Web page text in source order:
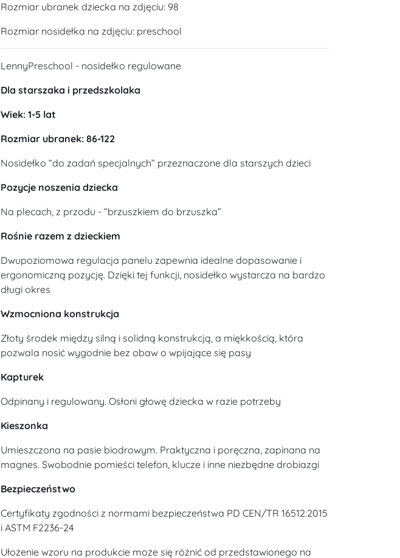
Rozmiar ubranek dziecka na zdjęciu: 98
Rozmiar nosidełka na zdjęciu: preschool
LennyPreschool - nosidełko regulowane
Dla starszaka i przedszkolaka
Wiek: 1-5 lat
Rozmiar ubranek: 86-122
Nosidełko “do zadań specjalnych” przeznaczone dla starszych dzieci
Pozycje noszenia dziecka
Na plecach, z przodu - “brzuszkiem do brzuszka”
Rośnie razem z dzieckiem
Dwupoziomowa regulacja panelu zapewnia idealne dopasowanie i
ergonomiczną pozycję. Dzięki tej funkcji, nosidełko wystarcza na bardzo
długi okres
Wzmocniona konstrukcja
Złoty środek między silną i solidną konstrukcją, a miękkością, która
pozwala nosić wygodnie bez obaw o wpijające się pasy
Kapturek
Odpinany i regulowany. Osłoni głowę dziecka w razie potrzeby
Kieszonka
Umieszczona na pasie biodrowym. Praktyczna i poręczna, zapinana na
magnes. Swobodnie pomieści telefon, klucze i inne niezbędne drobiazgi
Bezpieczeństwo
Certyfikaty zgodności z normami bezpieczeństwa PD CEN/TR 16512:2015
i ASTM F2236-24
Ułożenie wzoru na produkcie może się różnić od przedstawionego na